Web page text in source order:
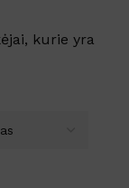
kurie yra